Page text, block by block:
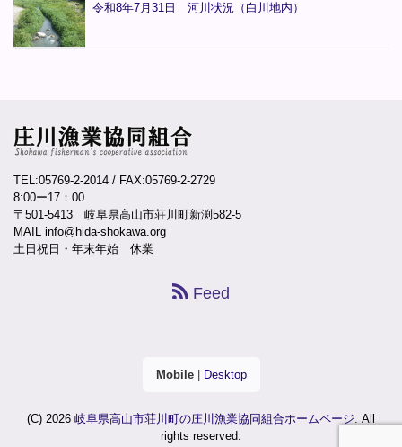
令和8年7月31日 河川状況（白川地内）
TEL:05769-2-2014 / FAX:05769-2-2729
8:00ー17：00
〒501-5413 岐阜県高山市荘川町新渕582-5
MAIL info@hida-shokawa.org
土日祝日・年末年始 休業
Feed
Mobile| Desktop
(C) 2026 岐阜県高山市荘川町の庄川漁業協同組合ホームページ. All
rights reserved.